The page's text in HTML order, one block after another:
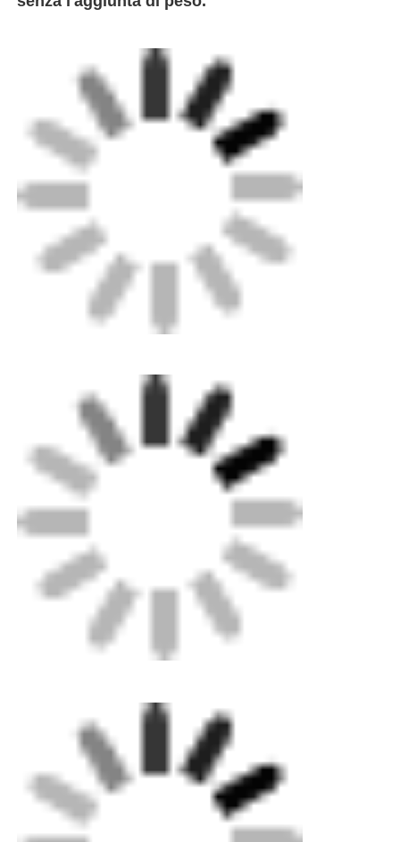
Fabbricazione a partire da materiali di cui all'allegato 3
Raccordi di transizione
Macchine per la saldatura ad elettrodifusione
Strumento di fusione del sedere
Strumenti per l'elettrofusione
Accessori per la fusione del sedere
Macchina per estrusore manuale
Macchine per saldatura a fusoliera CNC
Morsetti multi-misura in un unico pacchetto
Può essere utilizzato per giunti diritti e
riduttori
Costruzione in alluminio leggero
Gamma di dimensioni dei
63-125 mm Ø